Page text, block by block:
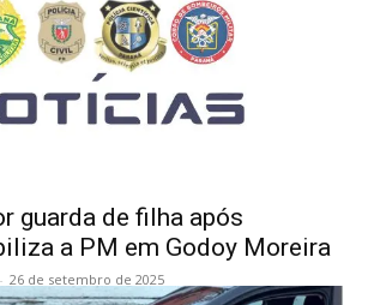
guarda de filha após
a PM em Godoy Moreira
- 26 de setembro de 2025